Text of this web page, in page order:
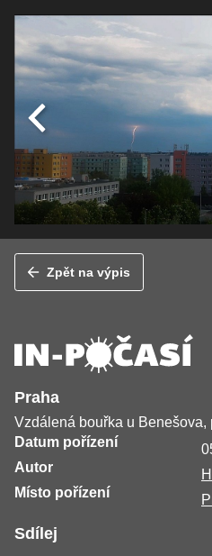
Zpět na výpis
Praha
Vzdálená bouřka u Benešova,
Datum pořízení
Autor
Místo pořízení
Sdílej